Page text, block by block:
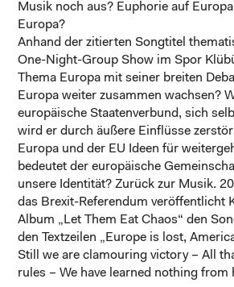
Musik noch aus? Euphorie auf
Europa?
Anhand der zitierten Songtitel
One-Night-Group Show im Spor
Thema Europa mit seiner breiten
Europa weiter zusammen wachsen?
europäische Staatenverbund, sich
wird er durch äußere Einflüsse
Europa und der EU Ideen für
bedeutet der europäische
unsere Identität? Zurück zur Musik.
das Brexit-Referendum veröffentlicht
Album „Let Them Eat Chaos“ den
den Textzeilen „Europe is lost,
Still we are clamouring victory – All
rules – We have learned nothing from